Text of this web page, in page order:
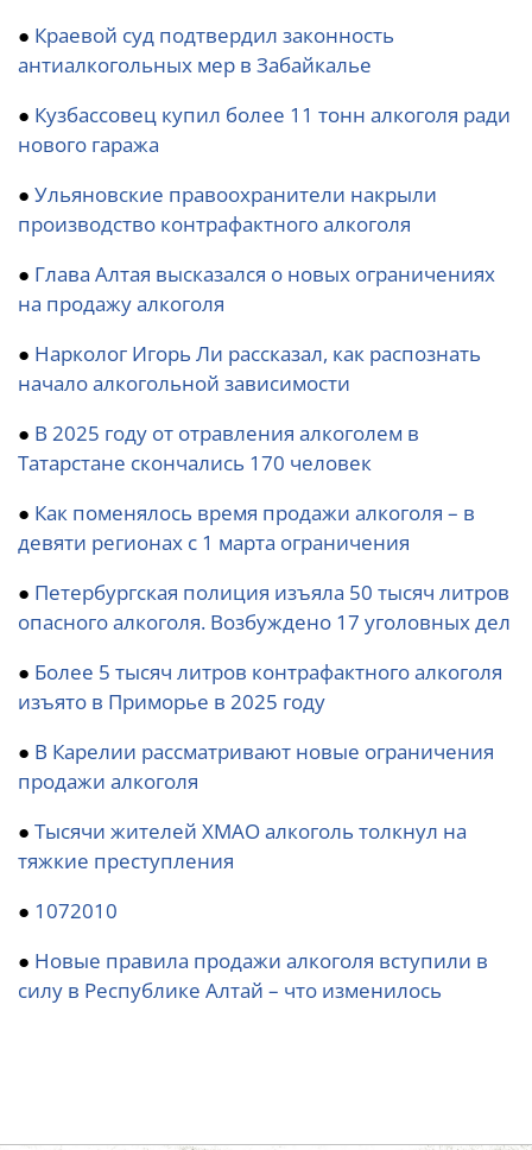
● Краевой суд подтвердил законность
антиалкогольных мер в Забайкалье
● Кузбассовец купил более 11 тонн алкоголя ради
нового гаража
● Ульяновские правоохранители накрыли
производство контрафактного алкоголя
● Глава Алтая высказался о новых ограничениях
на продажу алкоголя
● Нарколог Игорь Ли рассказал, как распознать
начало алкогольной зависимости
● В 2025 году от отравления алкоголем в
Татарстане скончались 170 человек
● Как поменялось время продажи алкоголя – в
девяти регионах с 1 марта ограничения
● Петербургская полиция изъяла 50 тысяч литров
опасного алкоголя. Возбуждено 17 уголовных дел
● Более 5 тысяч литров контрафактного алкоголя
изъято в Приморье в 2025 году
● В Карелии рассматривают новые ограничения
продажи алкоголя
● Тысячи жителей ХМАО алкоголь толкнул на
тяжкие преступления
● 1072010
● Новые правила продажи алкоголя вступили в
силу в Республике Алтай – что изменилось